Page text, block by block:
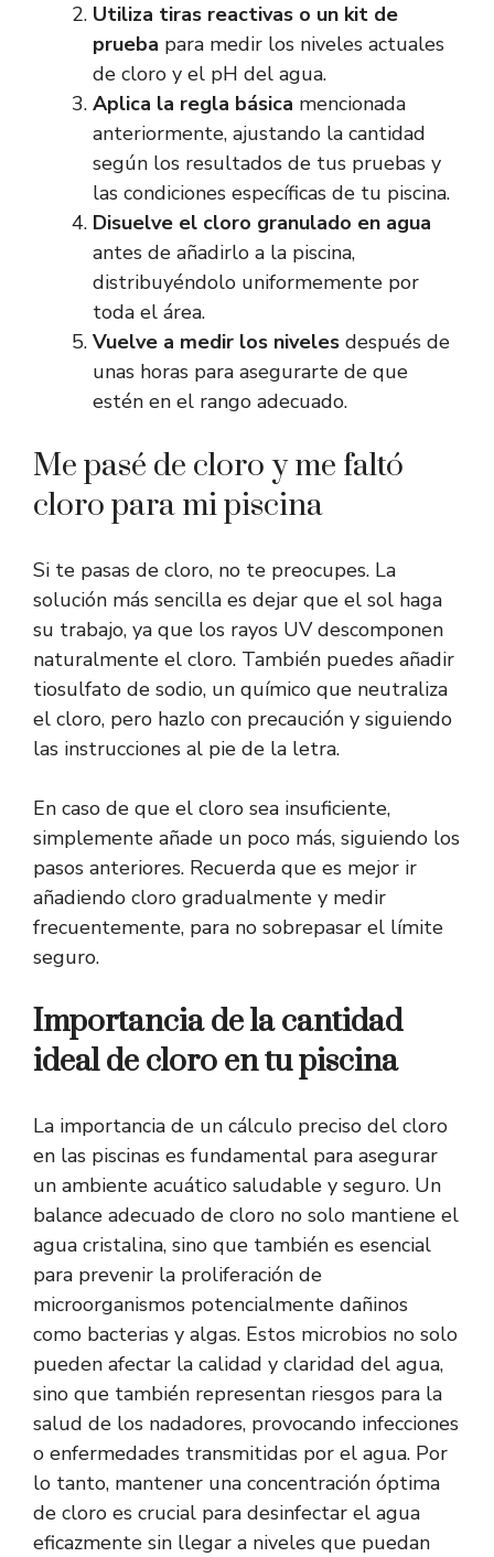
Utiliza tiras reactivas o un kit de
prueba para medir los niveles actuales
de cloro y el pH del agua.
Aplica la regla básica mencionada
anteriormente, ajustando la cantidad
según los resultados de tus pruebas y
las condiciones específicas de tu piscina.
Disuelve el cloro granulado en agua
antes de añadirlo a la piscina,
distribuyéndolo uniformemente por
toda el área.
Vuelve a medir los niveles después de
unas horas para asegurarte de que
estén en el rango adecuado.
Me pasé de cloro y me faltó
cloro para mi piscina
Si te pasas de cloro, no te preocupes. La
solución más sencilla es dejar que el sol haga
su trabajo, ya que los rayos UV descomponen
naturalmente el cloro. También puedes añadir
tiosulfato de sodio, un químico que neutraliza
el cloro, pero hazlo con precaución y siguiendo
las instrucciones al pie de la letra.
En caso de que el cloro sea insuficiente,
simplemente añade un poco más, siguiendo los
pasos anteriores. Recuerda que es mejor ir
añadiendo cloro gradualmente y medir
frecuentemente, para no sobrepasar el límite
seguro.
Importancia de la cantidad
ideal de cloro en tu piscina
La importancia de un cálculo preciso del cloro
en las piscinas es fundamental para asegurar
un ambiente acuático saludable y seguro. Un
balance adecuado de cloro no solo mantiene el
agua cristalina, sino que también es esencial
para prevenir la proliferación de
microorganismos potencialmente dañinos
como bacterias y algas. Estos microbios no solo
pueden afectar la calidad y claridad del agua,
sino que también representan riesgos para la
salud de los nadadores, provocando infecciones
o enfermedades transmitidas por el agua. Por
lo tanto, mantener una concentración óptima
de cloro es crucial para desinfectar el agua
eficazmente sin llegar a niveles que puedan